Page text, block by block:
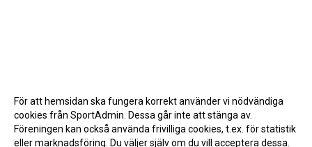
För att hemsidan ska fungera korrekt använder vi nödvändiga
cookies från SportAdmin. Dessa går inte att stänga av.
Föreningen kan också använda frivilliga cookies, t.ex. för statistik
eller marknadsföring. Du väljer själv om du vill acceptera dessa.